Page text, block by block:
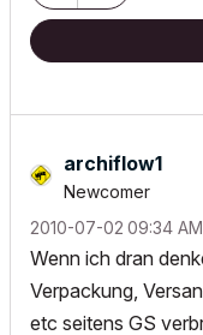
archiflow1
Newcomer
‎2010-07-02 09:34 AM
Wenn ich dran
Verpackung,
etc seitens GS